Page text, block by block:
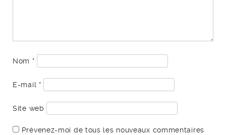
Nom *
E-mail *
Site web
Prévenez-moi de tous les nouveaux commentaires